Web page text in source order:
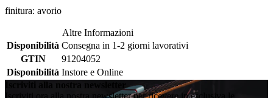
finitura: avorio
Altre Informazioni
Disponibilità Consegna in 1-2 giorni lavorativi
GTIN
91204052
Disponibilità Instore e Online
Iscriviti alla nostra newsletter